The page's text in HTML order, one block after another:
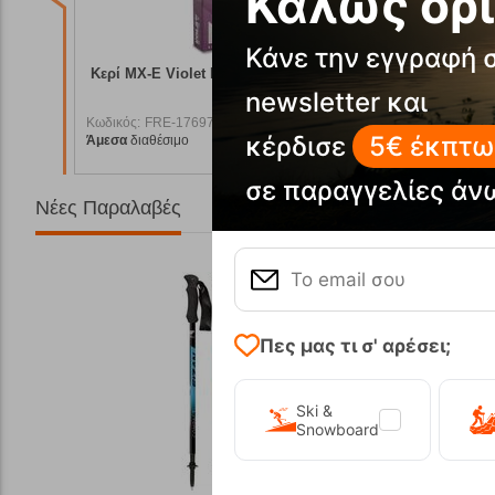
Κερί MX-E Violet No Fluor 80g Vola Racing
Κωδικός: FRE-17697
Άμεσα διαθέσιμο 12,50 €
Κερί
Κωδικός:
Άμεσα
Νέες Παραλαβές
Κάνε την εγγραφή
newsletter και
κέρδισε
5€
σε παραγγελίες
Πες μας τι σ' αρέσει;
Ski &
Snowboard